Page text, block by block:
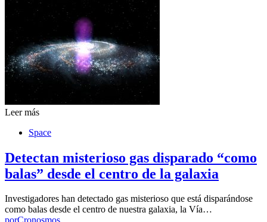
Leer más
Space
Detectan misterioso gas disparado “como
balas” desde el centro de la galaxia
Investigadores han detectado gas misterioso que está disparándose
como balas desde el centro de nuestra galaxia, la Vía…